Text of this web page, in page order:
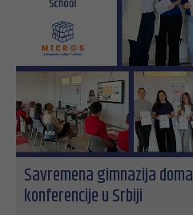
Savremena gimnazija
konferencije u Srbiji